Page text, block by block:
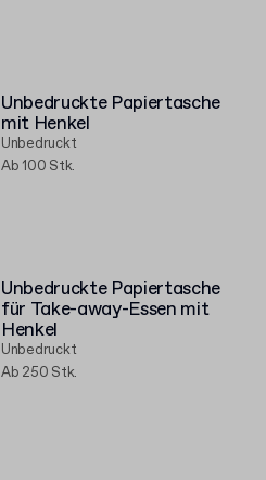
Unbedruckte Papiertasche
mit Henkel
Unbedruckt
Ab 100 Stk.
Unbedruckte Papiertasche
für Take-away-Essen mit
Henkel
Unbedruckt
Ab 250 Stk.